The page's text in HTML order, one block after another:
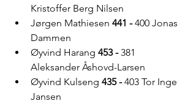
Kristoffer Berg Nilsen
Jørgen Mathiesen 441 - 400 Jonas
Dammen
Øyvind Harang 453 - 381
Aleksander Åshovd-Larsen
Øyvind Kulseng 435 - 403 Tor Inge
Jansen